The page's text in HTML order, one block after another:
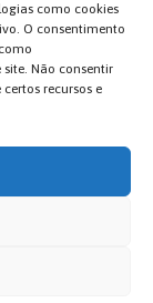
como cookies
O consentimento
Não consentir
recursos e